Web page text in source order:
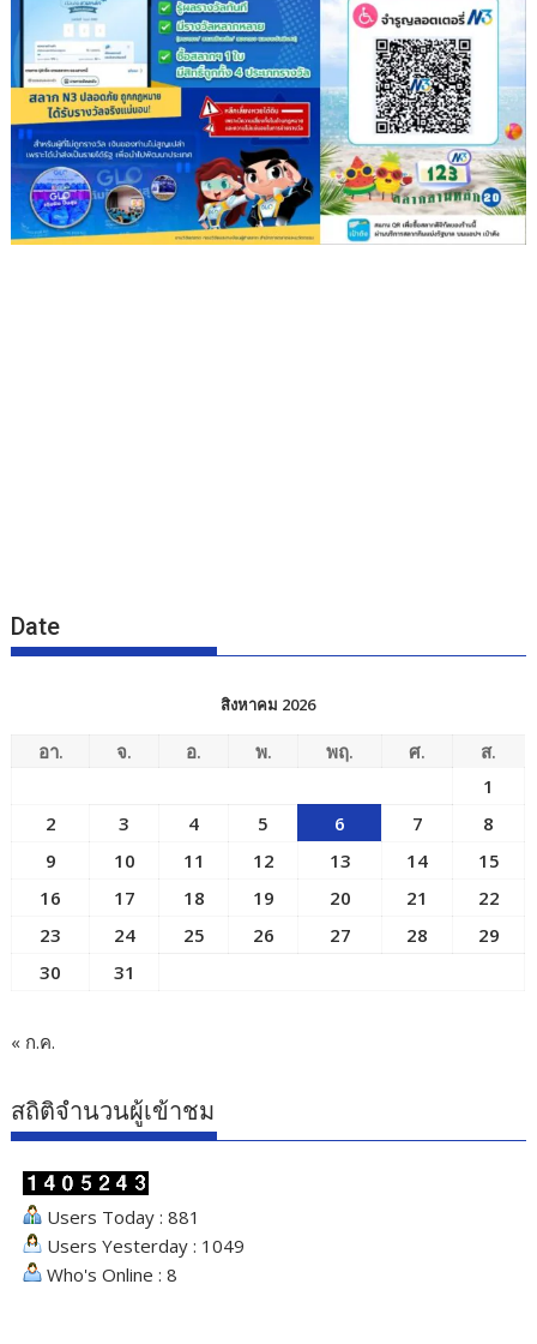
Date
สิงหาคม 2026
อา. จ. อ. พ. พฤ. ศ.
ส.
1
2
3 4 5 6 7
8
9
10 11 12 13 14
15
16
17 18 19 20 21
22
23
24 25 26 27 28
29
30
31
« ก.ค.
สถิติจำนวนผู้เข้าชม
Users Today : 881
Users Yesterday : 1049
Who's Online : 8